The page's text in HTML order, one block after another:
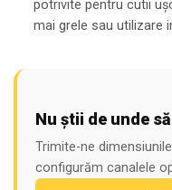
potrivite pentru cutii
mai grele sau utilizare
Nu știi de unde
Trimite-ne
configurăm canalele